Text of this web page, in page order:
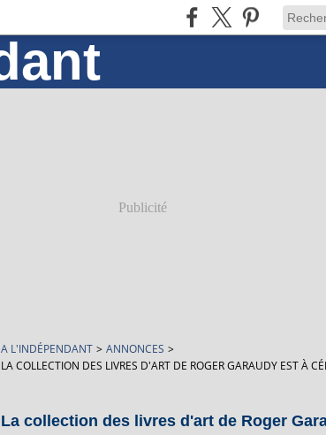
Publicité
A L'INDÉPENDANT > ANNONCES >
LA COLLECTION DES LIVRES D'ART DE ROGER GARAUDY EST À
La collection des livres d'art de Roger